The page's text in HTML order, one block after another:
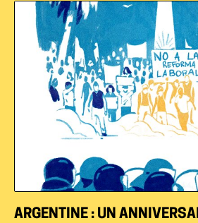
ARGENTINE : UN